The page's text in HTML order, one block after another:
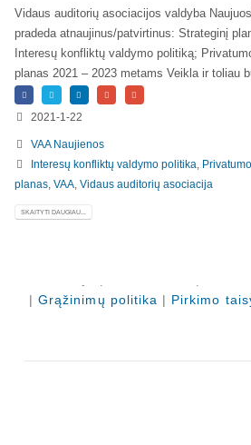
Vidaus auditorių asociacijos valdyba
pradeda atnaujinus/patvirtinus: Strateginį
Interesų konfliktų valdymo politiką;
planas 2021 – 2023 metams Veikla ir toliau
2021-1-22
VAA Naujienos
Interesų konfliktų valdymo politika
planas VAA Vidaus auditorių asociacija
SKAITYTI DAUGIAU...
Registruokitės naujienlaiškiui apie
|Grąžinimų politika | Pirkimo